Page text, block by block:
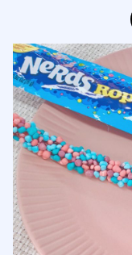
Prev